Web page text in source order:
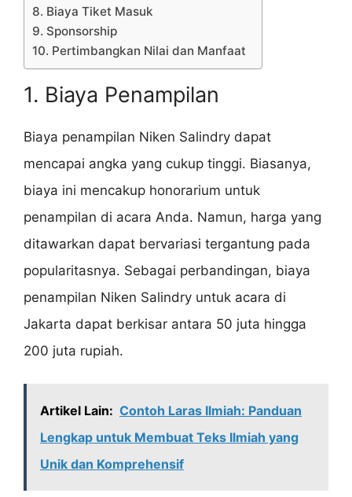
8. Biaya Tiket Masuk
9. Sponsorship
10. Pertimbangkan Nilai dan Manfaat
1. Biaya Penampilan
Biaya penampilan Niken Salindry dapat
mencapai angka yang cukup tinggi. Biasanya,
biaya ini mencakup honorarium untuk
penampilan di acara Anda. Namun, harga yang
ditawarkan dapat bervariasi tergantung pada
popularitasnya. Sebagai perbandingan, biaya
penampilan Niken Salindry untuk acara di
Jakarta dapat berkisar antara 50 juta hingga
200 juta rupiah.
Artikel Lain: Contoh Laras Ilmiah: Panduan
Lengkap untuk Membuat Teks Ilmiah yang
Unik dan Komprehensif